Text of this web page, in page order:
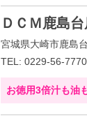
ＤＣＭ鹿島
宮城県大崎市鹿島
TEL: 0229-56-7770
お徳用3倍汁も油